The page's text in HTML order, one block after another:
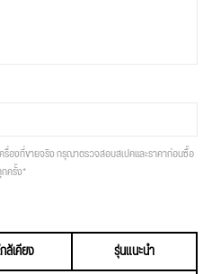
รื่องที่ขายจริง กรุณาตรวจสอบสเปคและราคาก่อนซื้อ
ครั้ง*
ล้เคียง
รุ่นแนะนำ